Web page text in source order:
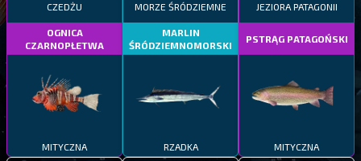
CZEDŻU
OGNICA
CZARNOPŁETWA
MITYCZNA
MORZE ŚRÓDZIEMNE
MARLIN
ŚRÓDZIEMNOMORSKI
RZADKA
JEZIORA PATAGONII
PSTRĄG PATAGOŃSKI
MITYCZNA